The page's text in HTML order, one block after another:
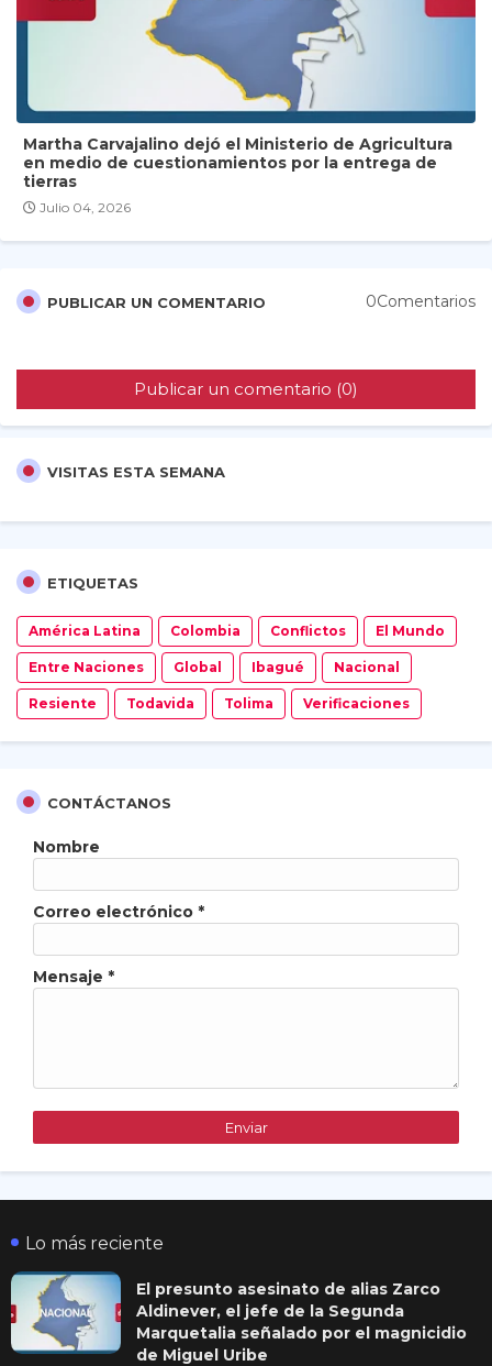
Martha Carvajalino dejó el Ministerio de Agricultura
en medio de cuestionamientos por la entrega de
tierras
Julio 04, 2026
PUBLICAR UN COMENTARIO 0Comentarios
Publicar un comentario (0)
VISITAS ESTA SEMANA
ETIQUETAS
América Latina Colombia Conflictos El Mundo
Entre Naciones Global Ibagué Nacional
Resiente Todavida Tolima Verificaciones
CONTÁCTANOS
Nombre
Correo electrónico *
Mensaje *
Lo más reciente
El presunto asesinato de alias Zarco
Aldinever, el jefe de la Segunda
Marquetalia señalado por el magnicidio
de Miguel Uribe